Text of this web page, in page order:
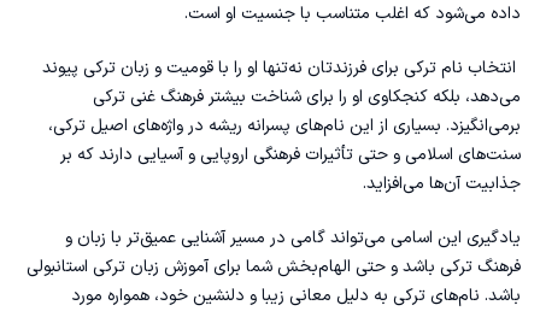
داده می‌شود که اغلب متناسب با جنسیت او است.
انتخاب نام ترکی برای فرزندتان نه‌تنها او را با قومیت و زبان ترکی پیوند
می‌دهد، بلکه کنجکاوی او را برای شناخت بیشتر فرهنگ غنی ترکی
برمی‌انگیزد. بسیاری از این نام‌های پسرانه ریشه در واژه‌های اصیل ترکی،
سنت‌های اسلامی و حتی تأثیرات فرهنگی اروپایی و آسیایی دارند که بر
جذابیت آن‌ها می‌افزاید.
یادگیری این اسامی می‌تواند گامی در مسیر آشنایی عمیق‌تر با زبان و
فرهنگ ترکی باشد و حتی الهام‌بخش شما برایآموزش زبان ترکی استانبولی
باشد. نام‌های ترکی به دلیل معانی زیبا و دلنشین خود، همواره مورد